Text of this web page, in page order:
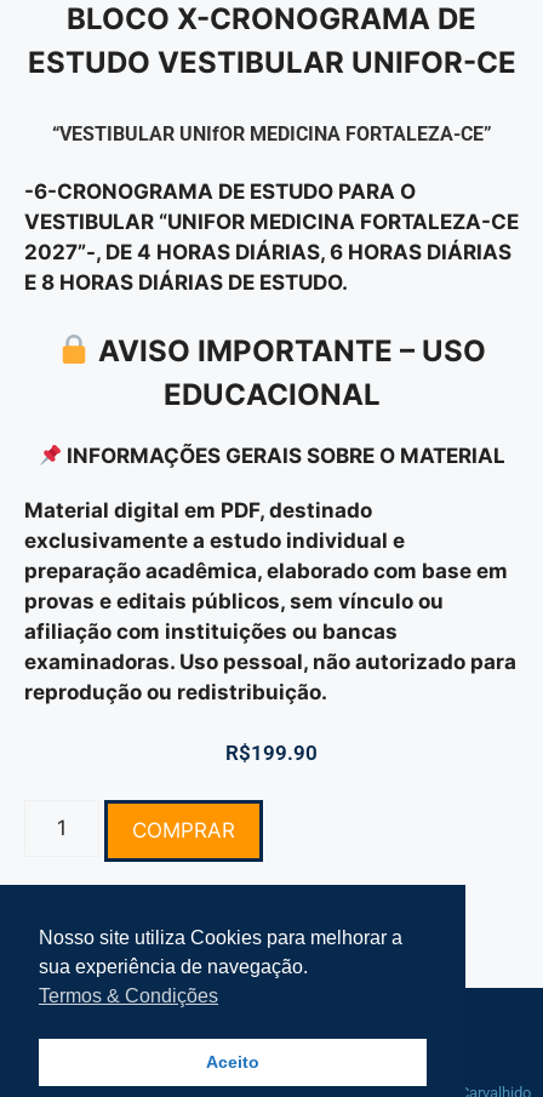
BLOCO X-CRONOGRAMA DE
ESTUDO VESTIBULAR UNIFOR-CE
“VESTIBULAR UNIfOR MEDICINA FORTALEZA-CE”
-6-CRONOGRAMA DE ESTUDO PARA O
VESTIBULAR “UNIFOR MEDICINA FORTALEZA-CE
2027”-, DE 4 HORAS DIÁRIAS, 6 HORAS DIÁRIAS
E 8 HORAS DIÁRIAS DE ESTUDO.
AVISO IMPORTANTE – USO
EDUCACIONAL
INFORMAÇÕES GERAIS SOBRE O MATERIAL
Material digital em PDF, destinado
exclusivamente a estudo individual e
preparação acadêmica, elaborado com base em
provas e editais públicos, sem vínculo ou
afiliação com instituições ou bancas
examinadoras. Uso pessoal, não autorizado para
reprodução ou redistribuição.
R$199.90
COMPRAR
Rafa Carvalhido
Nosso site utiliza Cookies para melhorar a
sua experiência de navegação.
Termos & Condições
Aceito